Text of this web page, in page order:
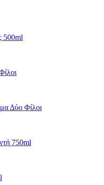
500ml
Δύο Φίλοι
750ml